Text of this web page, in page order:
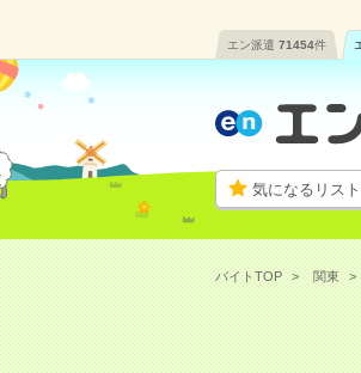
エン派遣 71454件
気になるリスト
バイトTOP 関東